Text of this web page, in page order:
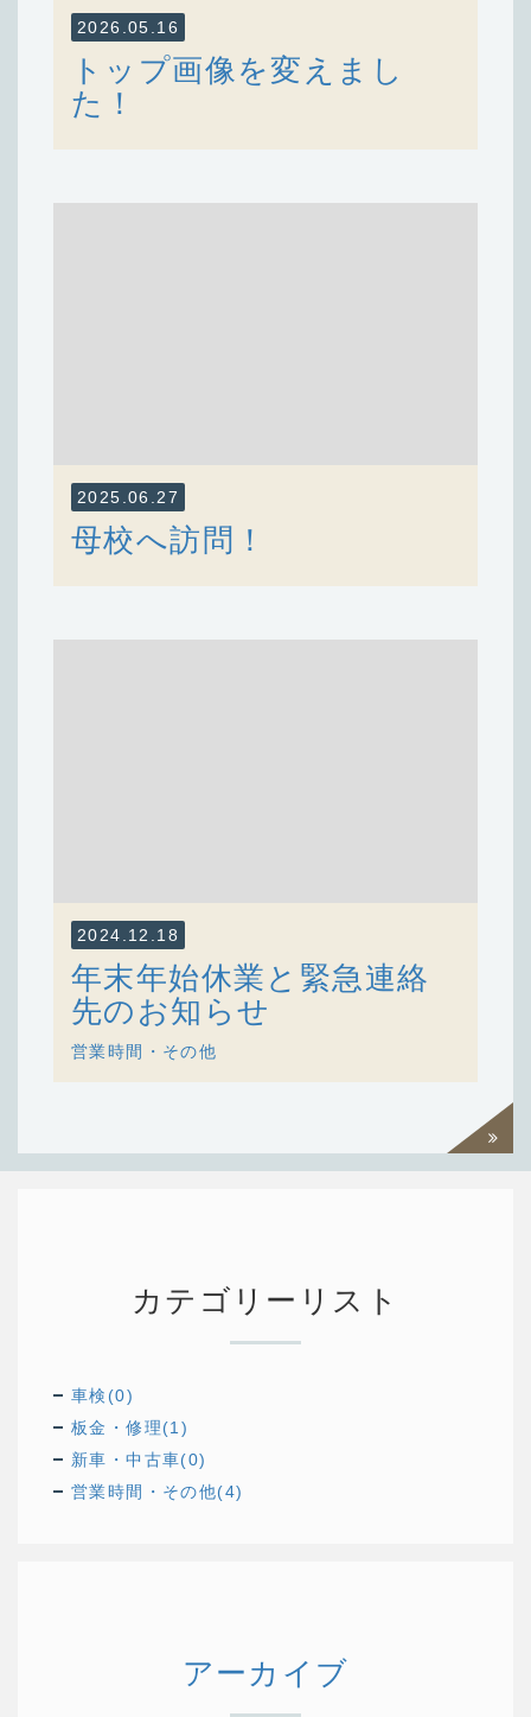
トップ画像を変えまし
た！
2026.05.16
母校へ訪問！
2025.06.27
年末年始休業と緊急連絡
先のお知らせ
2024.12.18
営業時間・その他
カテゴリーリスト
車検(0)
板金・修理(1)
新車・中古車(0)
営業時間・その他(4)
アーカイブ